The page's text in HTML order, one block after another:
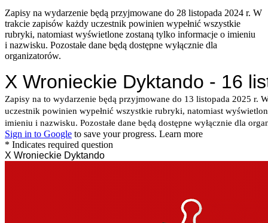
Zapisy na wydarzenie będą przyjmowane do 28 listopada 2024 r. W
trakcie zapisów każdy uczestnik powinien wypełnić wszystkie
rubryki, natomiast wyświetlone zostaną tylko informacje o imieniu
i nazwisku. Pozostałe dane będą dostępne wyłącznie dla
organizatorów.